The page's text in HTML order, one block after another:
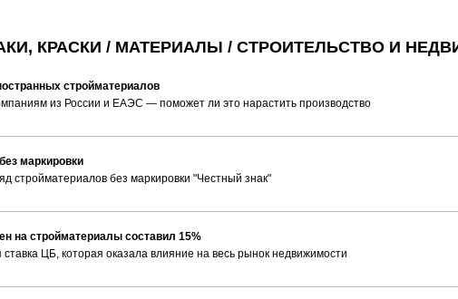
КРАСКИ / МАТЕРИАЛЫ / СТРОИТЕЛЬСТВО И
стройматериалов
из России и ЕАЭС — поможет ли это нарастить производство
маркировки
стройматериалов без маркировки "Честный знак"
на стройматериалы составил 15%
ЦБ, которая оказала влияние на весь рынок недвижимости